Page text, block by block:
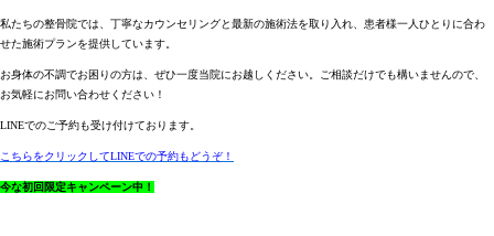
私たちの整骨院では、 丁寧なカウンセリングと最新の施術法を取り入れ、患者様一人ひとりに合わ
せた施術プランを提供しています。
お身体の不調でお困りの方は、ぜひ一度当院にお越しください。ご相談だけでも構いませんので、
お気軽にお問い合わせください！
LINEでのご予約も受け付けております。
こちらをクリックしてLINEでの予約もどうぞ！
今な初回限定キャンペーン中！